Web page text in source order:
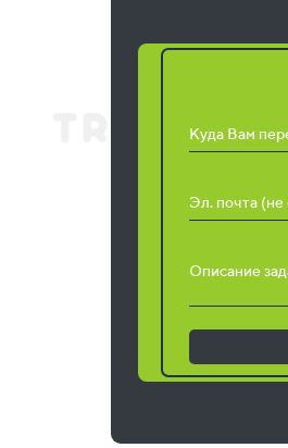
Куда Вам
Эл. почта (не
Описание